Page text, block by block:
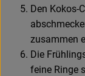
Den Kokos-
zusammen
Die
feine Ringe